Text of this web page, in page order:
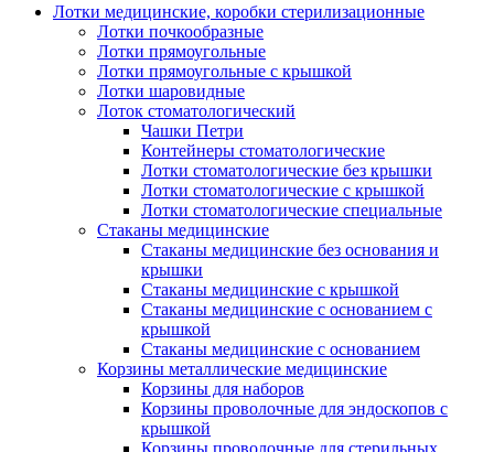
Лотки медицинские, коробки стерилизационные
Лотки почкообразные
Лотки прямоугольные
Лотки прямоугольные с крышкой
Лотки шаровидные
Лоток стоматологический
Чашки Петри
Контейнеры стоматологические
Лотки стоматологические без крышки
Лотки стоматологические с крышкой
Лотки стоматологические специальные
Стаканы медицинские
Стаканы медицинские без основания и
крышки
Стаканы медицинские с крышкой
Стаканы медицинские с основанием с
крышкой
Стаканы медицинские с основанием
Корзины металлические медицинские
Корзины для наборов
Корзины проволочные для эндоскопов с
крышкой
Корзины проволочные для стерильных